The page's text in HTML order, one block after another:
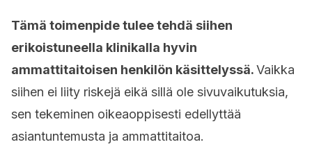
Tämä toimenpide tulee tehdä siihen
erikoistuneella klinikalla hyvin
ammattitaitoisen henkilön käsittelyssä.Vaikka
siihen ei liity riskejä eikä sillä ole sivuvaikutuksia,
sen tekeminen oikeaoppisesti edellyttää
asiantuntemusta ja ammattitaitoa.